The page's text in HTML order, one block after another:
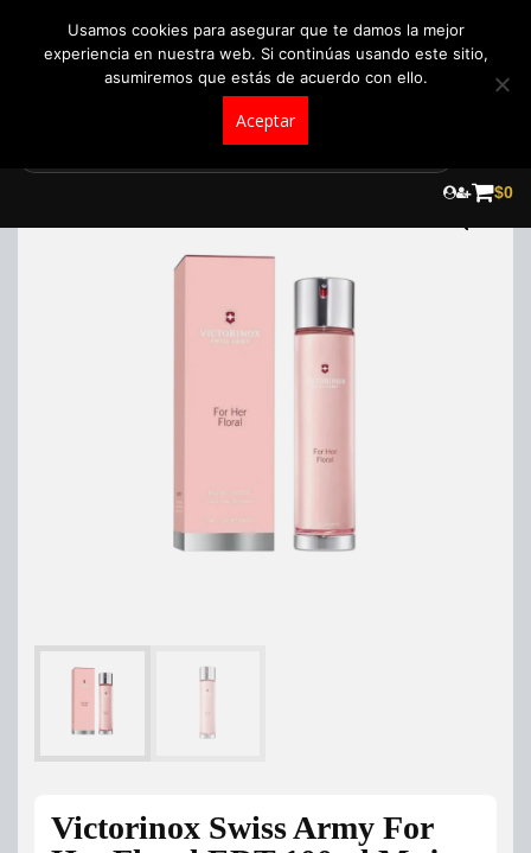
$0
Victorinox Swiss Army For
Usamos cookies para asegurar que te damos la mejor
experiencia en nuestra web. Si continúas usando este sitio,
asumiremos que estás de acuerdo con ello.
Aceptar